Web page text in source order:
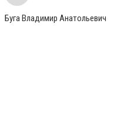
Буга Владимир Анатольевич